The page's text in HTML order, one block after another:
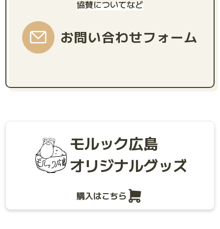
協賛についてなど
お問い合わせフォーム
モルック広島
オリジナルグッズ
購入はこちら